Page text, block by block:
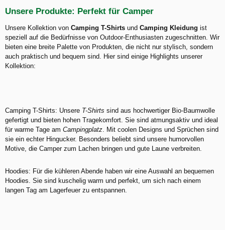
Unsere Produkte: Perfekt für Camper
Unsere Kollektion von Camping T-Shirts und Camping Kleidung ist
speziell auf die Bedürfnisse von Outdoor-Enthusiasten zugeschnitten. Wir
bieten eine breite Palette von Produkten, die nicht nur stylisch, sondern
auch praktisch und bequem sind. Hier sind einige Highlights unserer
Kollektion:
Camping T-Shirts: Unsere T-Shirts sind aus hochwertiger Bio-Baumwolle
gefertigt und bieten hohen Tragekomfort. Sie sind atmungsaktiv und ideal
für warme Tage am Campingplatz. Mit coolen Designs und Sprüchen sind
sie ein echter Hingucker. Besonders beliebt sind unsere humorvollen
Motive, die Camper zum Lachen bringen und gute Laune verbreiten.
Hoodies: Für die kühleren Abende haben wir eine Auswahl an bequemen
Hoodies. Sie sind kuschelig warm und perfekt, um sich nach einem
langen Tag am Lagerfeuer zu entspannen.